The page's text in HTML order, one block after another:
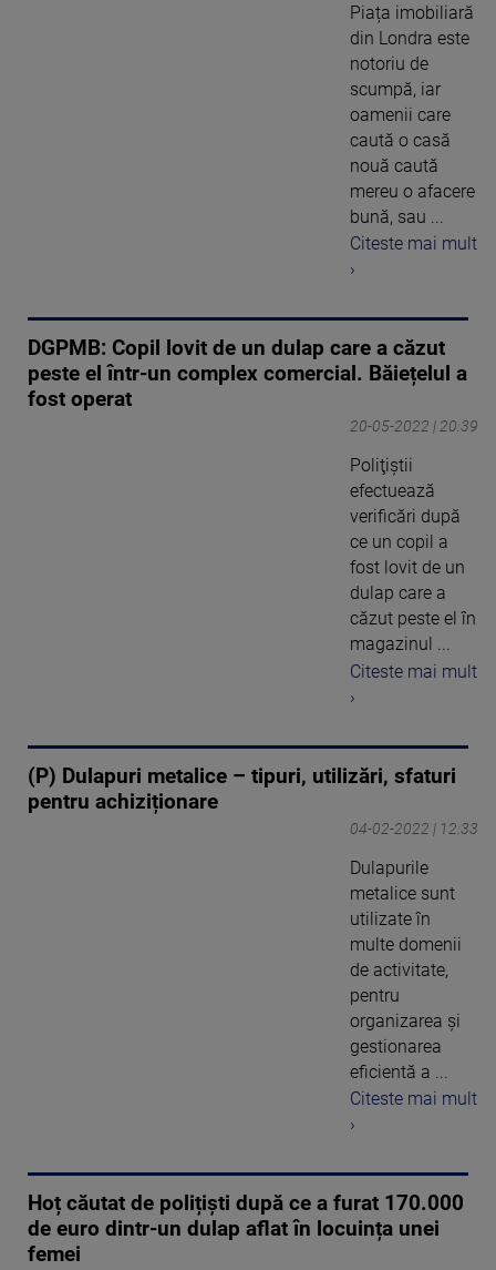
Piața imobiliară
din Londra este
notoriu de
scumpă, iar
oamenii care
caută o casă
nouă caută
mereu o afacere
bună, sau ...
Citeste mai mult
›
DGPMB: Copil lovit de un dulap care a căzut
peste el într-un complex comercial. Băiețelul a
fost operat
20-05-2022 | 20:39
Poliţiştii
efectuează
verificări după
ce un copil a
fost lovit de un
dulap care a
căzut peste el în
magazinul ...
Citeste mai mult
›
(P) Dulapuri metalice – tipuri, utilizări, sfaturi
pentru achiziționare
04-02-2022 | 12:33
Dulapurile
metalice sunt
utilizate în
multe domenii
de activitate,
pentru
organizarea și
gestionarea
eficientă a ...
Citeste mai mult
›
Hoț căutat de polițiști după ce a furat 170.000
de euro dintr-un dulap aflat în locuința unei
femei